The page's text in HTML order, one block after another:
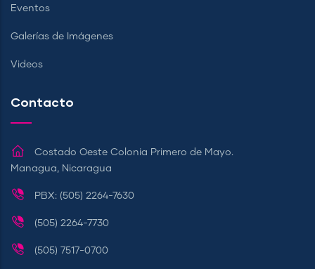
Eventos
Galerías de Imágenes
Videos
Contacto
Costado Oeste Colonia Primero de Mayo.
Managua, Nicaragua
PBX: (505) 2264-7630
(505) 2264-7730
(505) 7517-0700